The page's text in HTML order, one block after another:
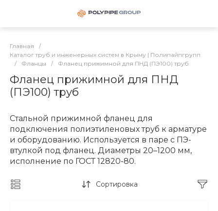
Главная
/
Каталог труб и инженерных систем в Крыму | Полипайпгрупп
/
Фланцы / Фланец прижимной для ПНД (ПЭ100) труб
Фланец прижимной для ПНД
(ПЭ100) труб
Стальной прижимной фланец для
подключения полиэтиленовых труб к арматуре
и оборудованию. Используется в паре с ПЭ-
втулкой под фланец. Диаметры 20–1200 мм,
исполнение по ГОСТ 12820-80.
Сортировка